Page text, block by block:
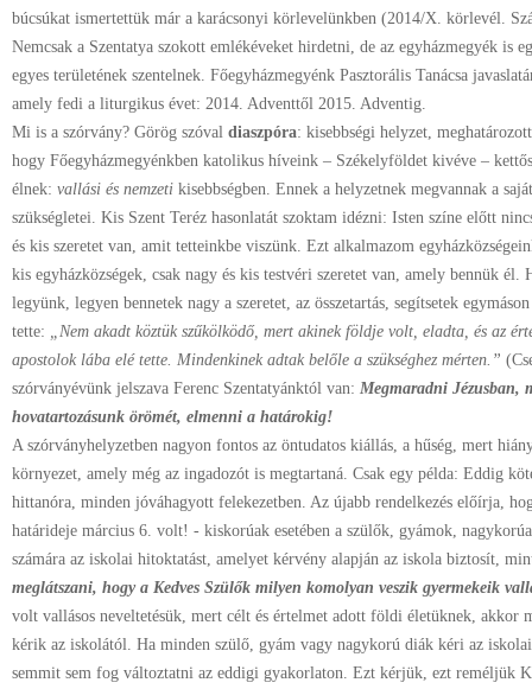
búcsúkat ismertettük már a karácsonyi körlevelünkben (2014/X. körlevél.
Nemcsak a Szentatya szokott emlékéveket hirdetni, de az egyházmegyék is
egyes területének szentelnek. Főegyházmegyénk Pasztorális Tanácsa
amely fedi a liturgikus évet: 2014. Adventtől 2015. Adventig.
Mi is a szórvány? Görög szóval diaszpóra: kisebbségi helyzet,
hogy Főegyházmegyénkben katolikus híveink – Székelyföldet kivéve –
élnek: vallási és nemzeti kisebbségben. Ennek a helyzetnek megvannak a
szükségletei. Kis Szent Teréz hasonlatát szoktam idézni: Isten színe előtt
és kis szeretet van, amit tetteinkbe viszünk. Ezt alkalmazom
kis egyházközségek, csak nagy és kis testvéri szeretet van, amely bennük
legyünk, legyen bennetek nagy a szeretet, az összetartás, segítsetek
tette: „Nem akadt köztük szűkölködő, mert akinek földje volt, eladta, és az
apostolok lába elé tette. Mindenkinek adtak belőle a szükséghez mérten.”
szórványévünk jelszava Ferenc Szentatyánktól van: Megmaradni Jézusban,
hovatartozásunk örömét, elmenni a határokig!
A szórványhelyzetben nagyon fontos az öntudatos kiállás, a hűség, mert
környezet, amely még az ingadozót is megtartaná. Csak egy példa: Eddig
hittanóra, minden jóváhagyott felekezetben. Az újabb rendelkezés előírja,
határideje március 6. volt! - kiskorúak esetében a szülők, gyámok,
számára az iskolai hitoktatást, amelyet kérvény alapján az iskola biztosít,
meglátszani, hogy a Kedves Szülők milyen komolyan veszik gyermekeik
volt vallásos neveltetésük, mert célt és értelmet adott földi életüknek, akkor
kérik az iskolától. Ha minden szülő, gyám vagy nagykorú diák kéri az
semmit sem fog változtatni az eddigi gyakorlaton. Ezt kérjük, ezt reméljük